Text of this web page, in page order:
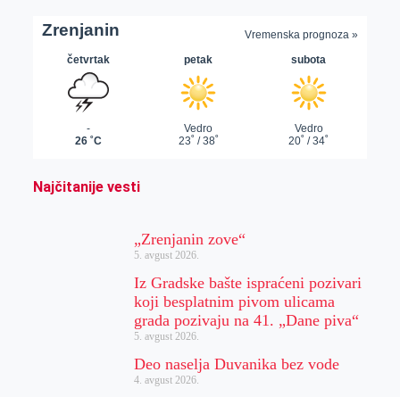
Najčitanije vesti
„Zrenjanin zove“
5. avgust 2026.
Iz Gradske bašte ispraćeni pozivari
koji besplatnim pivom ulicama
grada pozivaju na 41. „Dane piva“
5. avgust 2026.
Deo naselja Duvanika bez vode
4. avgust 2026.